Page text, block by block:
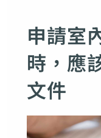
申請室
時，應
文件